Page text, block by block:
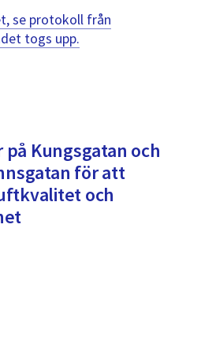
att
navigera
mellan
välja
något
av
se protokoll från
togs upp.
Kungsgatan och
för att
och